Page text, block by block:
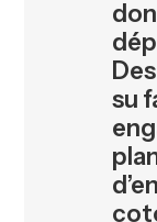
su